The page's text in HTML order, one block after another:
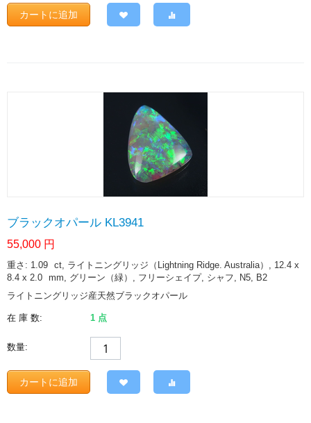
カートに追加
ブラックオパール KL3941
55,000 円
重さ: 1.09 ct, ライトニングリッジ（Lightning Ridge. Australia）, 12.4 x
8.4 x 2.0 mm, グリーン（緑）, フリーシェイプ, シャフ, N5, B2
ライトニングリッジ産天然ブラックオパール
在 庫 数: 1 点
数量:
カートに追加